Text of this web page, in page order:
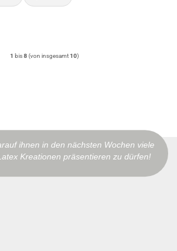
1 bis8(von insgesamt10)
ihnen in den nächsten Wochen viele
Kreationen präsentieren zu dürfen!